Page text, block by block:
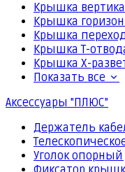
Крышка
Крышка
Крышка
Крышка Т-
Крышка Х-
Показать все
Аксессуары "ПЛЮС"
Держатель
Уголок